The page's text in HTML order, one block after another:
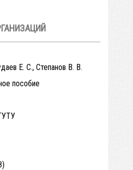
Е. С., Степанов В. В.
пособие